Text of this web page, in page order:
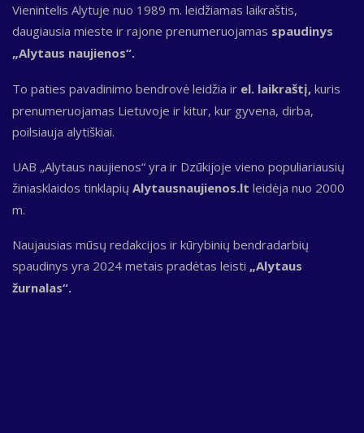
Vienintelis Alytuje nuo 1989 m. leidžiamas laikraštis,
daugiausia mieste ir rajone prenumeruojamas spaudinys
„Alytaus naujienos“.
To paties pavadinimo bendrovė leidžia ir el. laikraštį, kuris
prenumeruojamas Lietuvoje ir kitur, kur gyvena, dirba,
poilsiauja alytiškiai.
UAB „Alytaus naujienos“ yra ir Dzūkijoje vieno populiariausių
žiniasklaidos tinklapių Alytausnaujienos.lt leidėja nuo 2000
m.
Naujausias mūsų redakcijos ir kūrybinių bendradarbių
spaudinys yra 2024 metais pradėtas leisti „Alytaus
žurnalas“.